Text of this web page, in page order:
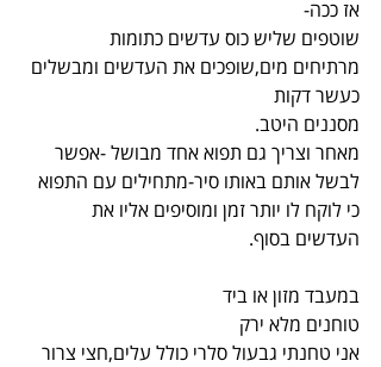
אז ככה-
שוטפים שליש כוס עדשים כתומות
מרתיחים מים,שופכים את העדשים ומבשלים
כעשר דקות
מסננים היטב.
מאחר וצריך גם תפוא אחד מבושל -אפשר
לבשל אותם באותו סיר-מתחילים עם התפוא
כי לוקח לו יותר זמן ומוסיפים אליו את
העדשים בסוף.
במעבד מזון או ביד
טוחנים מלא ירק
אני טחנתי גבעול סלרי כולל עלים,חצי צרור